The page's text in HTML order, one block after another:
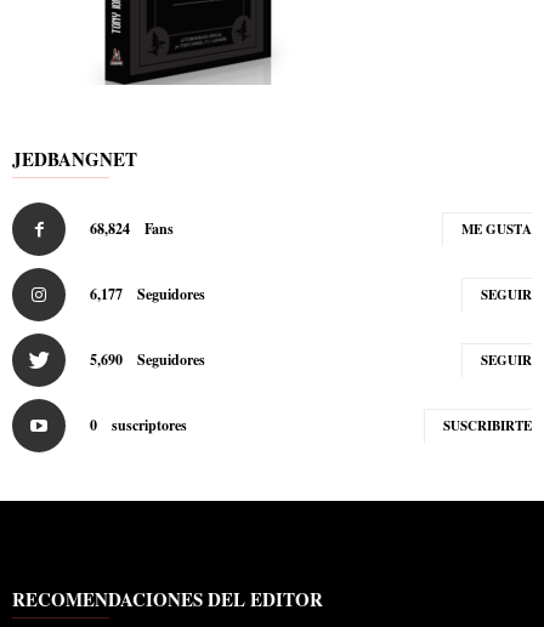
JEDBANGNET
68,824 Fans ME GUSTA
6,177 Seguidores SEGUIR
5,690 Seguidores SEGUIR
0 suscriptores SUSCRIBIRTE
RECOMENDACIONES DEL EDITOR